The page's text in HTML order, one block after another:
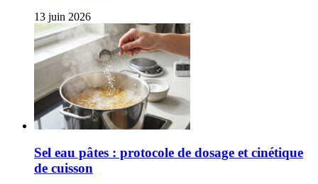
13 juin 2026
Sel eau pâtes : protocole de dosage et cinétique
de cuisson